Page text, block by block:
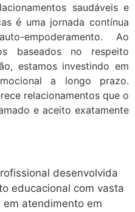
saudáveis e
é uma jornada contínua
empoderamento. Ao
baseados no respeito
estamos investindo em
a longo prazo.
relacionamentos que o
e aceito exatamente
desenvolvida
educacional com vasta
em atendimento em